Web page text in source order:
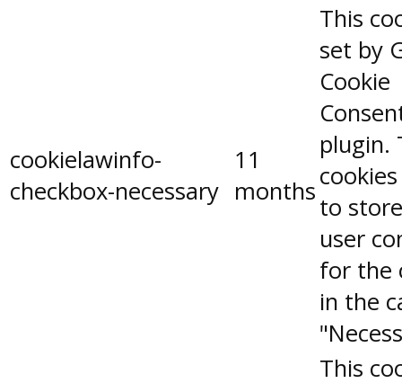
cookielawinfo-
checkbox-necessary
11
months
This
set by
Cookie
plugin.
to
user
for the
in the
This